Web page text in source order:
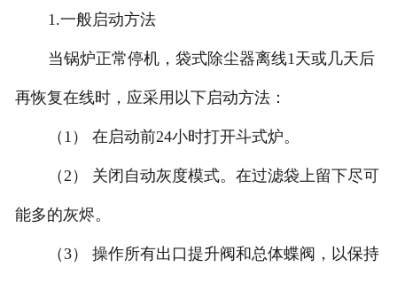
1.一般启动方法
当锅炉正常停机，袋式除尘器离线1天或几天后
再恢复在线时，应采用以下启动方法：
（1） 在启动前24小时打开斗式炉。
（2） 关闭自动灰度模式。在过滤袋上留下尽可
能多的灰烬。
（3） 操作所有出口提升阀和总体蝶阀，以保持